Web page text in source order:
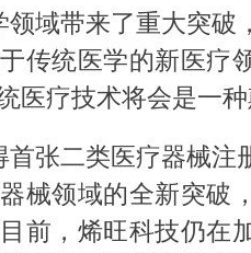
域带来了重大突破
传统医学的新医疗
医疗技术将会是一
首张二类医疗器械注
械领域的全新突破
前，烯旺科技仍在